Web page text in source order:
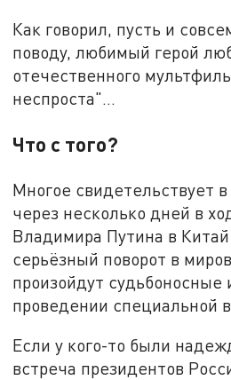
Как говорил, пусть и
поводу, любимый герой
отечественного
неспроста"…
Что с того?
Многое свидетельствует в
через несколько дней в
Владимира Путина в Китай
серьёзный поворот в
произойдут судьбоносные
проведении специальной
Если у кого-то были
встреча президентов